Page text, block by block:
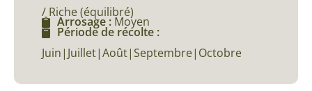
/ Riche (équilibré)
Arrosage :Moyen
Période de récolte :
Juin|Juillet|Août|Septembre|Octobre